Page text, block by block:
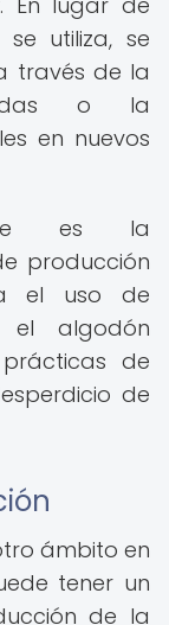
utiliza, se
través de la
o la
en nuevos
es la
producción
el uso de
el algodón
de
de
ámbito en
tener un
de la